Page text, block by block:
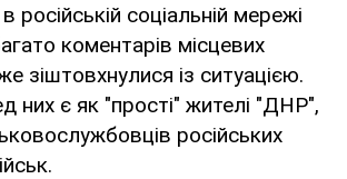
російській соціальній мережі
коментарів місцевих
зіштовхнулися із ситуацією.
них є як "прості" жителі "ДНР",
російських